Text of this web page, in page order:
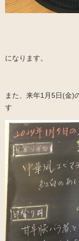
になります。
また、来年1月5日(金)
す